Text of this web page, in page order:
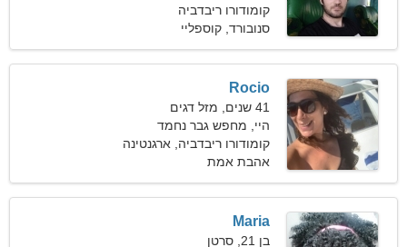
קומודורו ריבדביה
סנובורד, קוספליי
Rocio
41 שנים, מזל דגים
היי, מחפש גבר נחמד
קומודורו ריבדביה, ארגנטינה
אהבת אמת
Maria
בן 21, סרטן